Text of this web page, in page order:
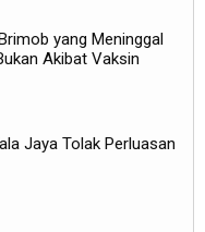
yang Meninggal
Akibat Vaksin
Jaya Tolak Perluasan